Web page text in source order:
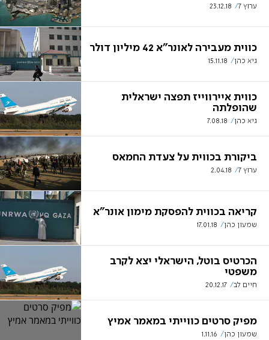
ערוץ 7 23.12.18
כווית מעבירה לאונר"א 42 מיליון דולר
גיא כהן 15.11.18
כווית איירווייז תפצה ישראלית
שהופלתה
גיא כהן 7.08.18
ביקורת בכווית על צעדת החמאס
ערוץ 7 2.04.18
קריאה בכווית להפסקת מימון אונר"א
שמעון כהן 17.01.18
הכרטיס בוטל, הישראלי יצא לקרב
משפטי
חיים לב 20.12.17
מפיק סרטים כווייתי במאמר אמיץ
שמעון כהן 1.11.16